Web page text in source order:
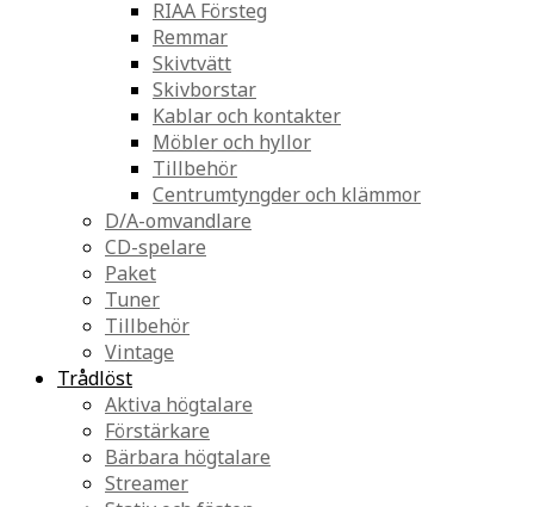
RIAA Försteg
Remmar
Skivtvätt
Skivborstar
Kablar och kontakter
Möbler och hyllor
Tillbehör
Centrumtyngder och klämmor
D/A-omvandlare
CD-spelare
Paket
Tuner
Tillbehör
Vintage
Trådlöst
Aktiva högtalare
Förstärkare
Bärbara högtalare
Streamer